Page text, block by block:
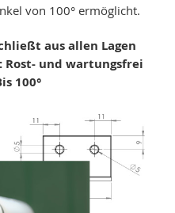
von 100° ermöglicht.
aus allen Lagen
und wartungsfrei
100°